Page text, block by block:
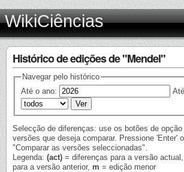
WikiCiências
Histórico de edições de "Mendel"
Navegar pelo histórico
Até o ano:
Selecção de diferenças: use os botões de opção
versões que deseja comparar. Pressione 'Enter'
"Comparar as versões seleccionadas".
Legenda: (act) = diferenças para a versão actual,
para a versão anterior, m = edição menor